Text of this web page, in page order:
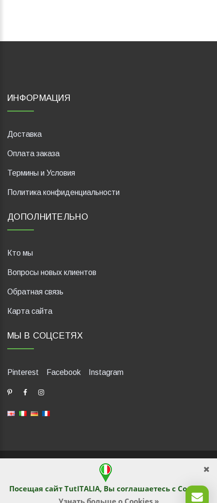
Посещая сайт TutITALIA, Вы соглашаетесь с Cookies.
Узнать больше о Cookies »
ИНФОРМАЦИЯ
Доставка
Оплата заказа
Термины и Условия
Политика конфиденциальности
ДОПОЛНИТЕЛЬНО
Кто мы
Вопросы новых клиентов
Обратная связь
Карта сайта
МЫ В СОЦСЕТЯХ
Pinterest Facebook Instagram
dP Motion Media. Via La Piana 430, 47835 Saludecio (RN), Italia.
Numero REA: RN410802. P.IVA: 04421580400. Tel +39 0541
1480041
© TutITALIA 2013-2026. Перепечатка и копирование
текстового и графического содержимого запрещены